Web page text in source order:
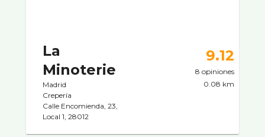
La
Minoterie
Madrid
Creperí­a
Calle Encomienda, 23,
Local 1, 28012
9.12
8 opiniones
0.08 km